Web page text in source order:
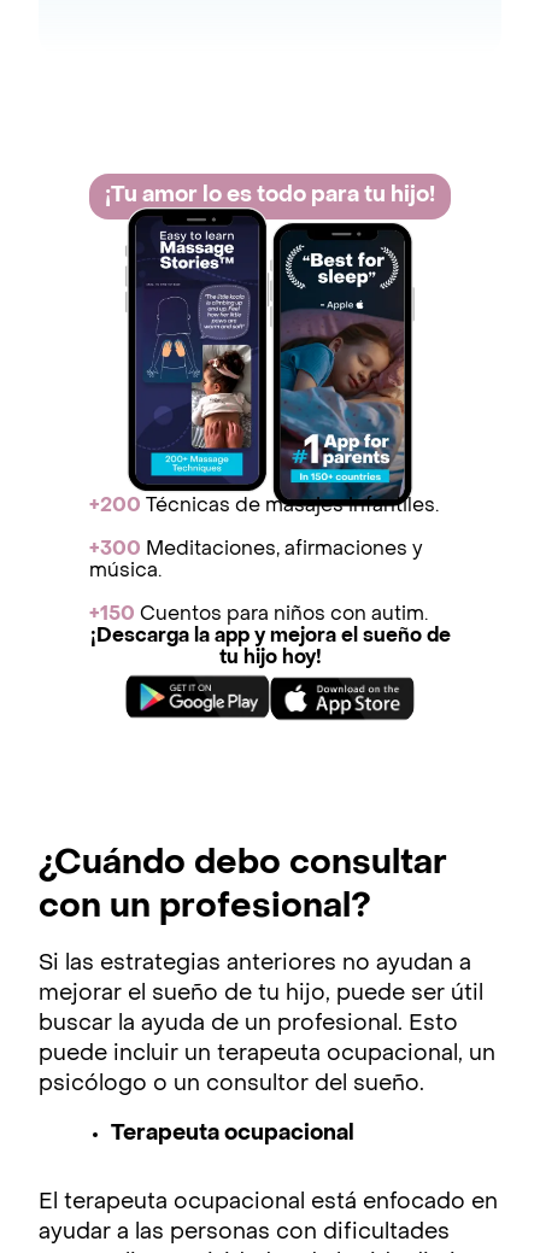
¡Tu amor lo es todo para tu hijo!
+200 Técnicas de masajes infantiles.
+300 Meditaciones, afirmaciones y
música.
+150 Cuentos para niños con autim.
¡Descarga la app y mejora el sueño de
tu hijo hoy!
¿Cuándo debo consultar
con un profesional?
Si las estrategias anteriores no ayudan a
mejorar el sueño de tu hijo, puede ser útil
buscar la ayuda de un profesional. Esto
puede incluir un terapeuta ocupacional, un
psicólogo o un consultor del sueño.
Terapeuta ocupacional
El terapeuta ocupacional está enfocado en
ayudar a las personas con dificultades